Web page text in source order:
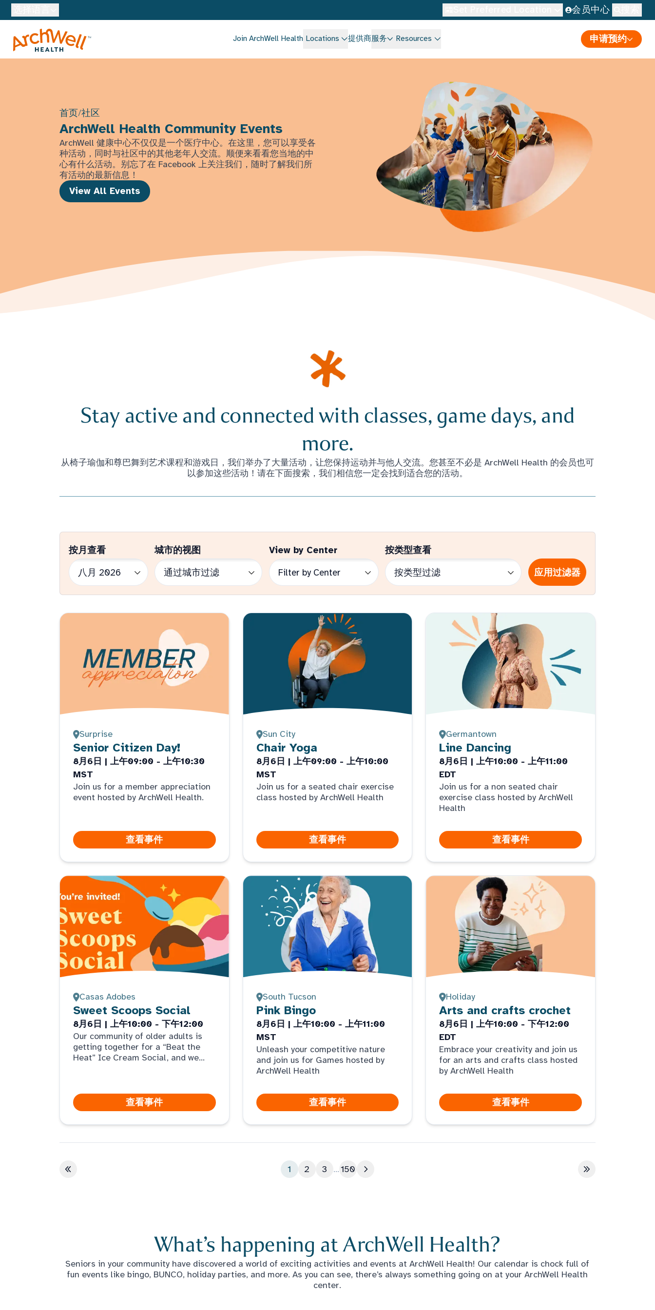
Skip to Main Content 会员中心
Join ArchWell Health Locations 提供商服务 Resources 申请预约
首页/社区
ArchWell Health Community Events
ArchWell 健康中心不仅仅是一个医疗中心。在这里，您可以享受各
种活动，同时与社区中的其他老年人交流。顺便来看看您当地的中
心有什么活动。别忘了在 Facebook 上关注我们，随时了解我们所
有活动的最新信息！
View All Events
Stay active and connected with classes, game days, and
more.
从椅子瑜伽和尊巴舞到艺术课程和游戏日，我们举办了大量活动，让您保持运动并与他人交流。您甚至不必是 ArchWell Health 的会员也可
以参加这些活动！请在下面搜索，我们相信您一定会找到适合您的活动。
按月查看 城市的视图 View by Center
按类型查看
应用过滤器
Surprise
Senior Citizen Day!
8月6日 | 上午09:00 - 上午10:30
MST
Join us for a member appreciation
event hosted by ArchWell Health.
查看事件
Sun City
Chair Yoga
8月6日 | 上午09:00 - 上午10:00
MST
Join us for a seated chair exercise
class hosted by ArchWell Health
查看事件
Germantown
Line Dancing
8月6日 | 上午10:00 - 上午11:00
EDT
Join us for a non seated chair
exercise class hosted by ArchWell
Health
查看事件
Casas Adobes
Sweet Scoops Social
8月6日 | 上午10:00 - 下午12:00
Our community of older adults is
getting together for a “Beat the
Heat” Ice Cream Social, and we
enjoy a treat, and get the scoop on
ArchWell Health.
查看事件
South Tucson
Pink Bingo
8月6日 | 上午10:00 - 上午11:00
MST
Unleash your competitive nature
and join us for Games hosted by
ArchWell Health
查看事件
Holiday
Arts and crafts crochet
8月6日 | 上午10:00 - 下午12:00
EDT
Embrace your creativity and join us
for an arts and crafts class hosted
by ArchWell Health
查看事件
第一页 1 2 3 ...150 下一页 最后一页
What’s happening at ArchWell Health?
Seniors in your community have discovered a world of exciting activities and events at ArchWell Health! Our calendar is chock full of
fun events like bingo, BUNCO, holiday parties, and more. As you can see, there’s always something going on at your ArchWell Health
center.